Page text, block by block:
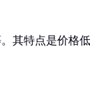
其特点是价格